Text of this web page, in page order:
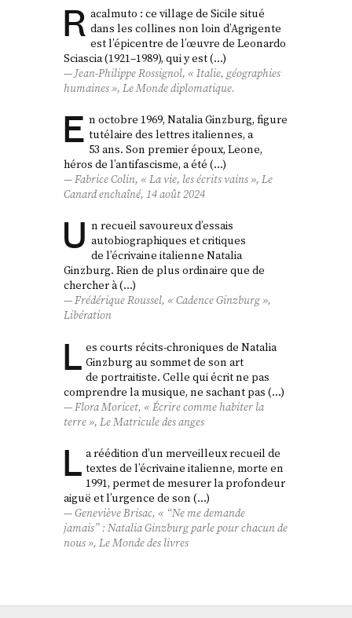
R acalmuto : ce village de Sicile situé
dans les collines non loin d’Agrigente
est l’épicentre de l’œuvre de Leonardo
Sciascia (1921–1989), qui y est (…)
Jean-Philippe Rossignol, « Italie, géographies
humaines », Le Monde diplomatique.
E n octobre 1969, Natalia Ginzburg, figure
tutélaire des lettres italiennes, a
53 ans. Son premier époux, Leone,
héros de l’antifascisme, a été (…)
Fabrice Colin, « La vie, les écrits vains »,Le
Canard enchaîné, 14 août 2024
U n recueil savoureux d’essais
autobiographiques et critiques
de l’écrivaine italienne Natalia
Ginzburg. Rien de plus ordinaire que de
chercher à (…)
Frédérique Roussel, « Cadence Ginzburg »,
Libération
L es courts récits-chroniques de Natalia
Ginzburg au sommet de son art
de portraitiste. Celle qui écrit ne pas
comprendre la musique, ne sachant pas (…)
Flora Moricet, « Écrire comme habiter la
terre »,Le Matricule des anges
L a réédition d’un merveilleux recueil de
textes de l’écrivaine italienne, morte en
1991, permet de mesurer la profondeur
aiguë et l’urgence de son (…)
Geneviève Brisac, « “Ne me demande
jamais” : Natalia Ginzburg parle pour chacun de
nous », Le Monde des livres